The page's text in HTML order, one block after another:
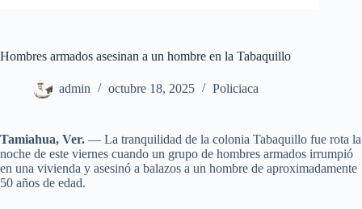
Hombres armados asesinan a un hombre en la Tabaquillo
admin octubre 18, 2025 Policiaca
Tamiahua, Ver. — La tranquilidad de la colonia Tabaquillo fue rota la
noche de este viernes cuando un grupo de hombres armados irrumpió
en una vivienda y asesinó a balazos a un hombre de aproximadamente
50 años de edad.